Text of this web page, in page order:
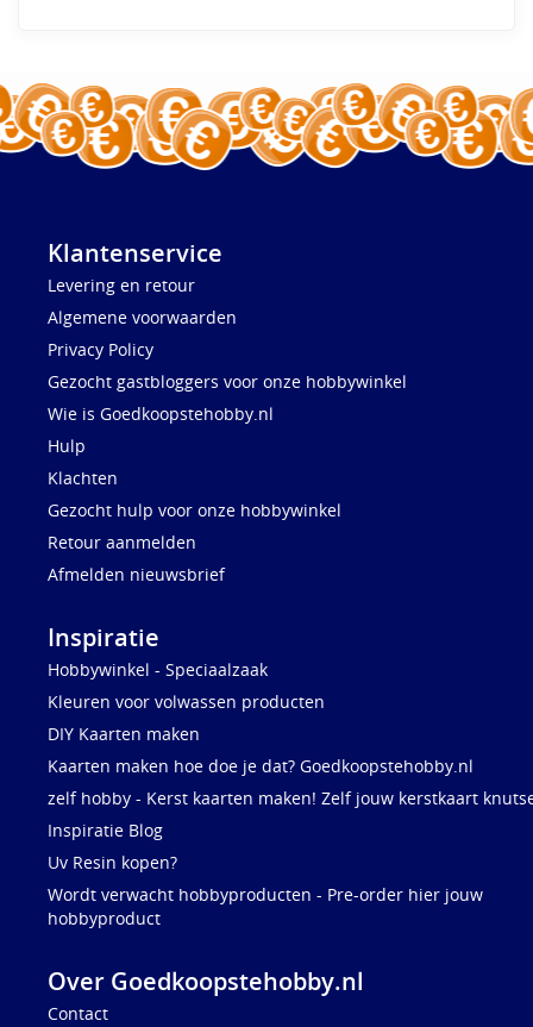
Klantenservice
Levering en retour
Algemene voorwaarden
Privacy Policy
Gezocht gastbloggers voor onze hobbywinkel
Wie is Goedkoopstehobby.nl
Hulp
Klachten
Gezocht hulp voor onze hobbywinkel
Retour aanmelden
Afmelden nieuwsbrief
Inspiratie
Hobbywinkel - Speciaalzaak
Kleuren voor volwassen producten
DIY Kaarten maken
Kaarten maken hoe doe je dat? Goedkoopstehobby.nl
zelf hobby - Kerst kaarten maken! Zelf jouw kerstkaart
Inspiratie Blog
Uv Resin kopen?
Wordt verwacht hobbyproducten - Pre-order hier jouw
hobbyproduct
Over Goedkoopstehobby.nl
Contact